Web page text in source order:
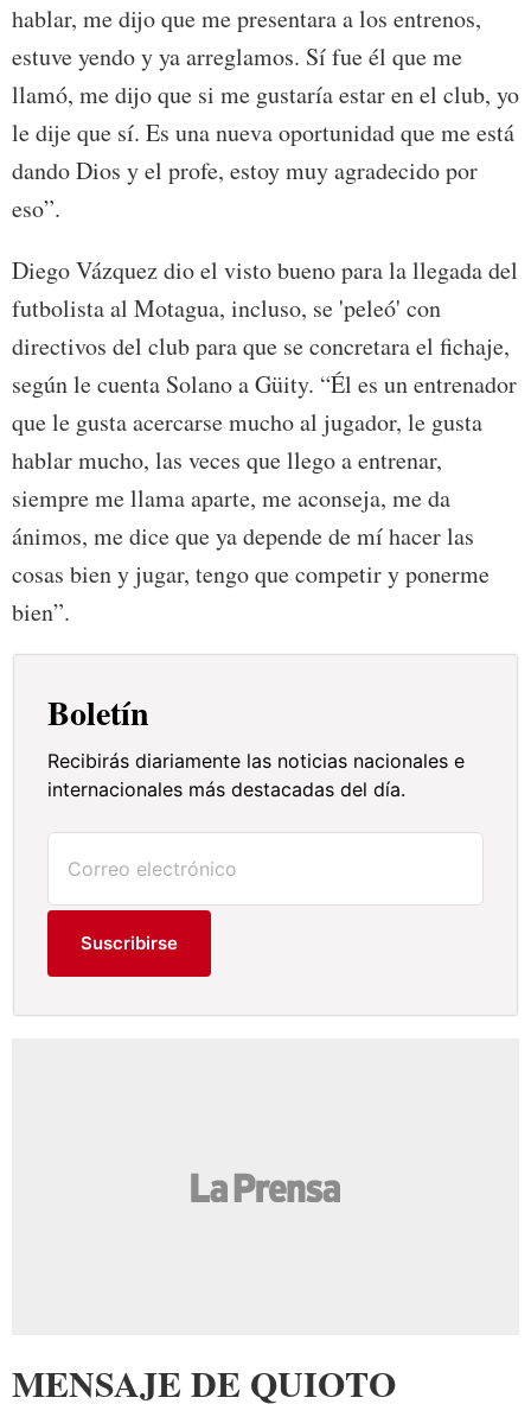
hablar, me dijo que me presentara a los entrenos,
estuve yendo y ya arreglamos. Sí fue él que me
llamó, me dijo que si me gustaría estar en el club, yo
le dije que sí. Es una nueva oportunidad que me está
dando Dios y el profe, estoy muy agradecido por
eso”.
Diego Vázquez dio el visto bueno para la llegada del
futbolista al Motagua, incluso, se 'peleó' con
directivos del club para que se concretara el fichaje,
según le cuenta Solano a Güity. “Él es un entrenador
que le gusta acercarse mucho al jugador, le gusta
hablar mucho, las veces que llego a entrenar,
siempre me llama aparte, me aconseja, me da
ánimos, me dice que ya depende de mí hacer las
cosas bien y jugar, tengo que competir y ponerme
bien”.
Boletín
Recibirás diariamente las noticias nacionales e
internacionales más destacadas del día.
Suscribirse
MENSAJE DE QUIOTO